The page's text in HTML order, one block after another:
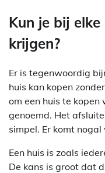
Kun je bij
krijgen?
Er is tegenwoordig
huis kan kopen
om een huis te
genoemd. Het
simpel. Er komt
Een huis is zoals
De kans is groot dat